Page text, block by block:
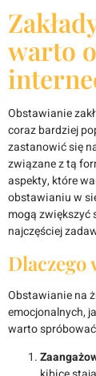
warto
Obstawianie
coraz bardziej
zastanowić się
związane z tą
aspekty, które
obstawianiu w
mogą zwiększyć
najczęściej
Dlaczego
Obstawianie na
emocjonalnych,
warto